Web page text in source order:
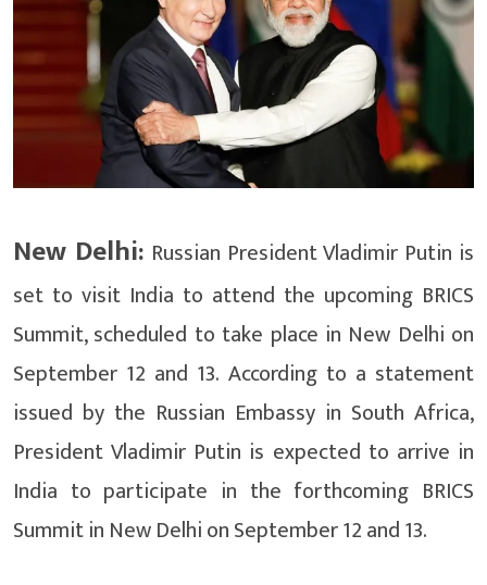
New Delhi: Russian President Vladimir Putin is
set to visit India to attend the upcoming BRICS
Summit, scheduled to take place in New Delhi on
September 12 and 13. According to a statement
issued by the Russian Embassy in South Africa,
President Vladimir Putin is expected to arrive in
India to participate in the forthcoming BRICS
Summit in New Delhi on September 12 and 13.